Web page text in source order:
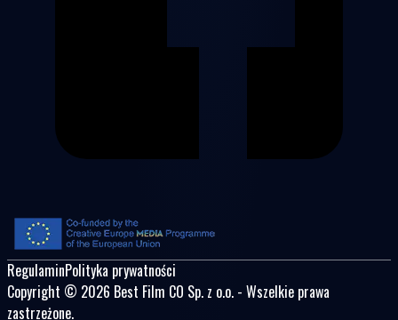
RegulaminPolityka prywatności
Copyright © 2026 Best Film CO Sp. z o.o. - Wszelkie prawa
zastrzeżone.